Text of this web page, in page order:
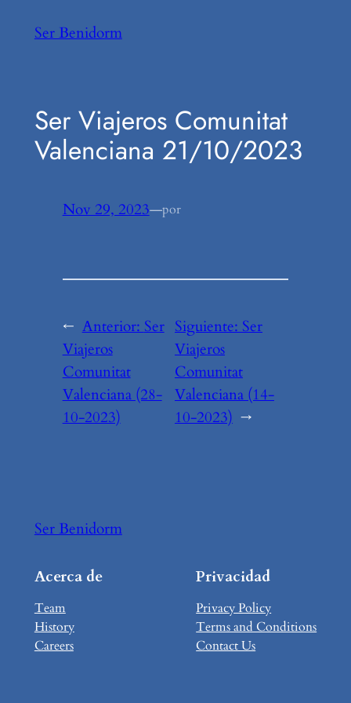
Ser Benidorm
Ser Viajeros Comunitat
Valenciana 21/10/2023
Nov 29, 2023—por
← Anterior: Ser
Viajeros
Comunitat
Valenciana (28-
10-2023)
Siguiente: Ser
Viajeros
Comunitat
Valenciana (14-
10-2023) →
Ser Benidorm
Acerca de
Team
History
Careers
Privacidad
Privacy Policy
Terms and Conditions
Contact Us